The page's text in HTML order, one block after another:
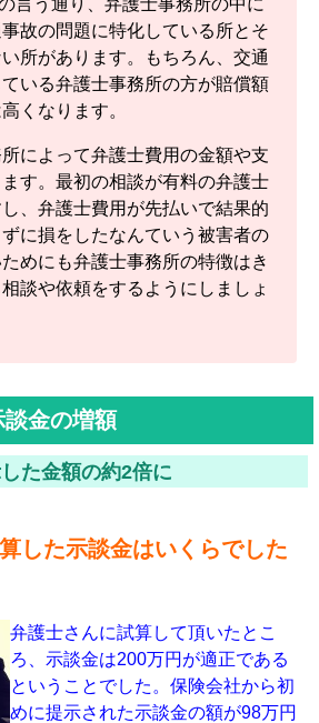
言う通り、弁護士事務所の中に
故の問題に特化している所とそ
い所があります。もちろん、交通
いる弁護士事務所の方が賠償額
くなります。
によって弁護士費用の金額や支
す。最初の相談が有料の弁護士
、弁護士費用が先払いで結果的
に損をしたなんていう被害者の
めにも弁護士事務所の特徴はき
談や依頼をするようにしましょ
金の増額
た金額の約2倍に
した示談金はいくらでした
弁護士さんに試算して頂いたとこ
ろ、示談金は200万円が適正である
ということでした。保険会社から初
めに提示された示談金の額が98万円